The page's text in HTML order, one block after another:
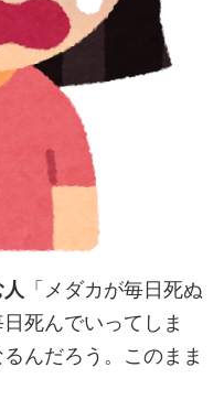
「メダカが毎日死ぬ
死んでいってしま
んだろう。このまま